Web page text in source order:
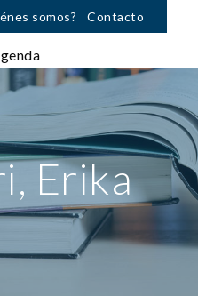
somos? Contacto
Erika